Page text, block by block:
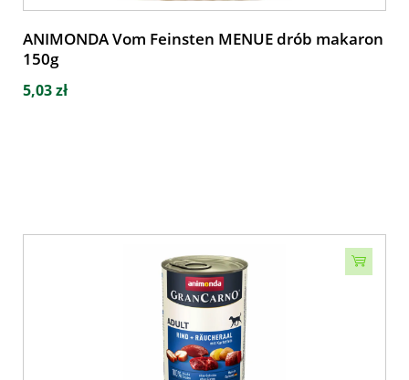
ANIMONDA Vom Feinsten MENUE drób makaron
150g
5,03 zł